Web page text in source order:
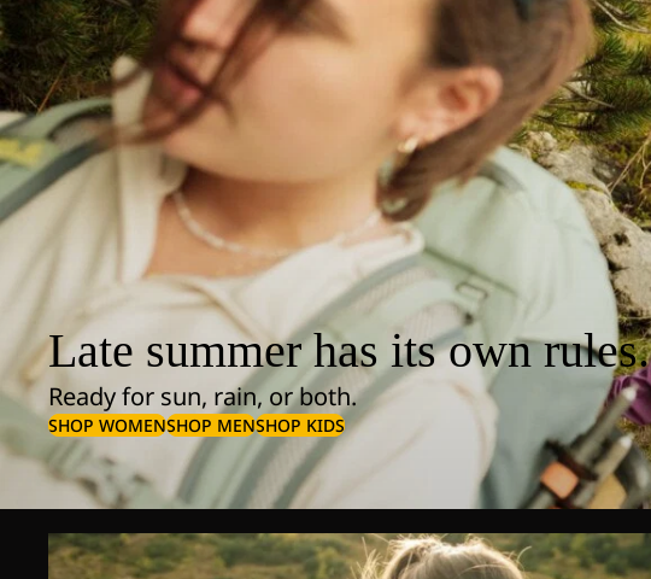
Late summer has its own rules.
Ready for sun, rain, or both.
SHOP WOMENSHOP MENSHOP KIDS